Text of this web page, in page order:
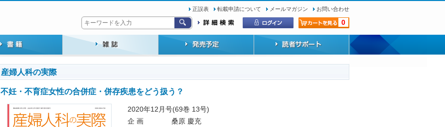
正誤表 転載申請について メールマガジン お問い合わせ
0
産婦人科の実際
不妊・不育症女性の合併症・併存疾患をどう扱う？
2020年12月号(69巻 13号)
企 画
桑原 慶充